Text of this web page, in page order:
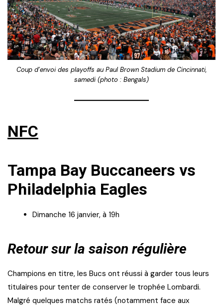
Coup d’envoi des playoffs au Paul Brown Stadium de Cincinnati,
samedi (photo : Bengals)
NFC
Tampa Bay Buccaneers vs
Philadelphia Eagles
Dimanche 16 janvier, à 19h
Retour sur la saison régulière
Champions en titre, les Bucs ont réussi à garder tous leurs
titulaires pour tenter de conserver le trophée Lombardi.
Malgré quelques matchs ratés (notamment face aux